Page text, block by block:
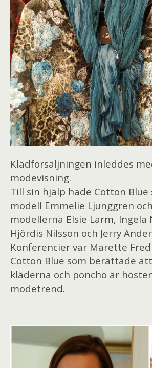
Klädförsäljningen inleddes
modevisning.
Till sin hjälp hade Cotton Blue
modell Emmelie Ljunggren
modellerna Elsie Larm, Ingela
Hjördis Nilsson och Jerry
Konferencier var Marette
Cotton Blue som berättade
kläderna och poncho är
modetrend.